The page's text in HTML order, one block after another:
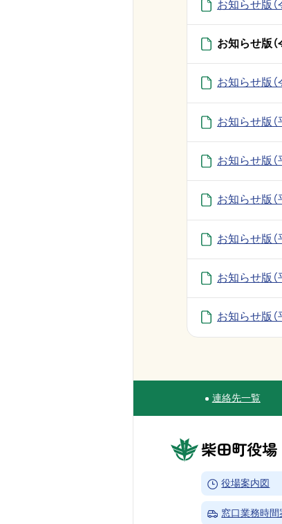
お知らせ版（
お知らせ版（
お知らせ版（
お知らせ版（
お知らせ版（
お知らせ版（
お知らせ版（
お知らせ版（
お知らせ版（
Site Navigation
連絡先一覧
柴田町役場
→
役場案内図
→
窓口業務時間